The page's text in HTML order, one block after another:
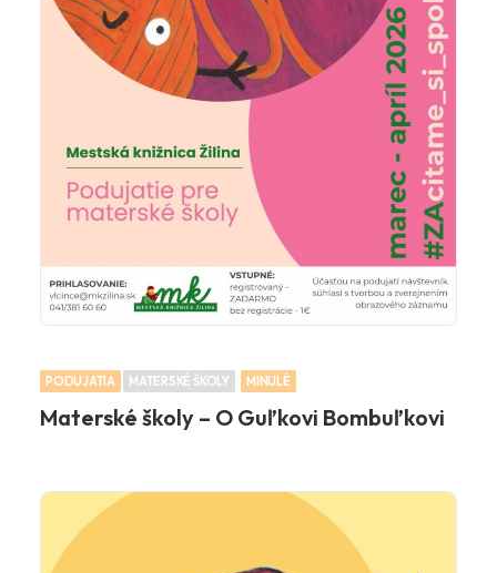
PODUJATIA MATERSKÉ ŠKOLY MINULÉ
Materské školy – O Guľkovi Bombuľkovi